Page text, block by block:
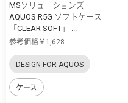
MSソリューションズ
AQUOS R5G ソフトケース
「CLEAR SOFT」 ...
参考価格￥1,628
DESIGN FOR AQUOS
ケース